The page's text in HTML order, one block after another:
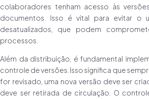
colaboradores tenham acesso às
documentos. Isso é vital para evitar o
desatualizados, que podem
processos.
Além da distribuição, é fundamental
controle de versões. Isso significa que
for revisado, uma nova versão deve ser
deve ser retirada de circulação. O